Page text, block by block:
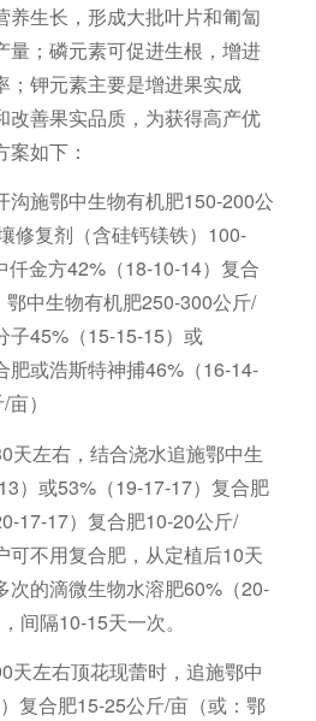
养生长，形成大批叶片和匍匐
量；磷元素可促进生根，增进
；钾元素主要是增进果实成
改善果实品质，为获得高产优
如下：
沟施鄂中生物有机肥150-200公
修复剂（含硅钙镁铁）100-
仟金方42%（18-10-14）复合
中生物有机肥250-300公斤/
子45%（15-15-15）或
肥或浩斯特神捕46%（16-14-
）
天左右，结合浇水追施鄂中生
）或53%（19-17-17）复合肥
17-17）复合肥10-20公斤/
可不用复合肥，从定植后10天
次的滴微生物水溶肥60%（20-
间隔10-15天一次。
天左右顶花现蕾时，追施鄂中
复合肥15-25公斤/亩（或：鄂